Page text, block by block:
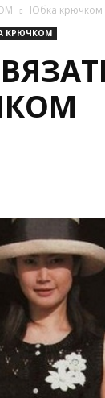
Юбка крючком
КРЮЧКОМ